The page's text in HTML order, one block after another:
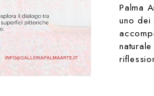
Palma
uno dei